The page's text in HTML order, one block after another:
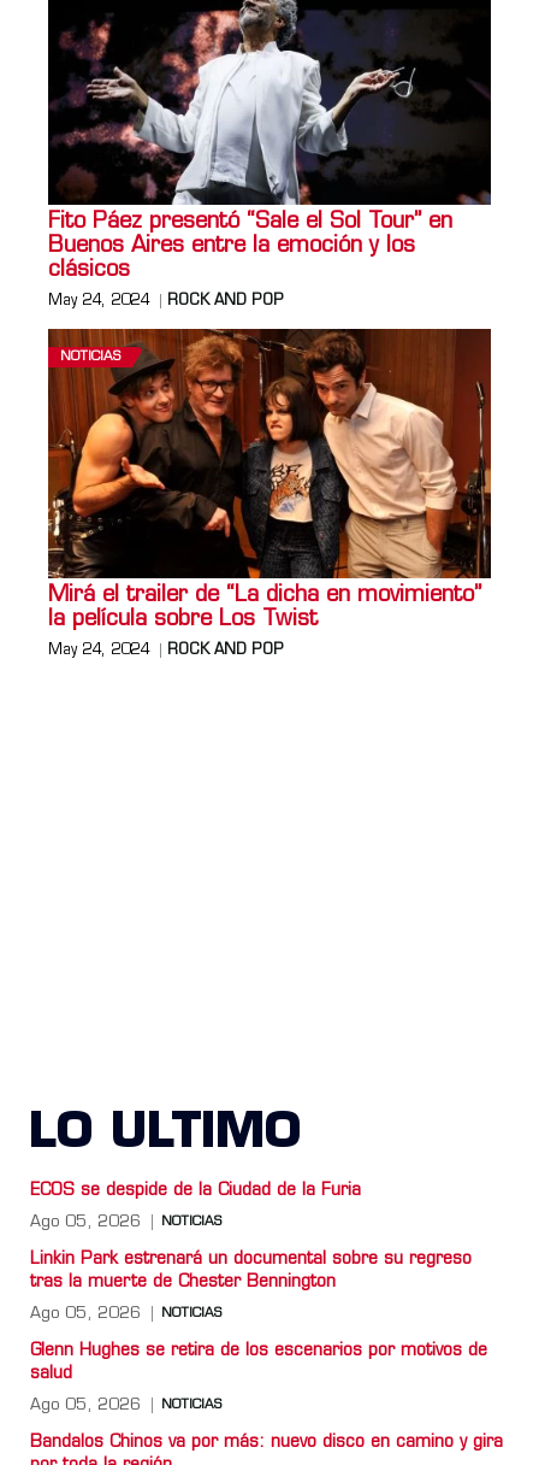
Fito Páez presentó “Sale el Sol Tour” en
Buenos Aires entre la emoción y los
clásicos
May 24, 2024 ROCK AND POP
NOTICIAS
Mirá el trailer de “La dicha en movimiento”
la película sobre Los Twist
May 24, 2024 ROCK AND POP
LO ULTIMO
ECOS se despide de la Ciudad de la Furia
Ago 05, 2026 NOTICIAS
Linkin Park estrenará un documental sobre su regreso
tras la muerte de Chester Bennington
Ago 05, 2026 NOTICIAS
Glenn Hughes se retira de los escenarios por motivos de
salud
Ago 05, 2026 NOTICIAS
Bandalos Chinos va por más: nuevo disco en camino y gira